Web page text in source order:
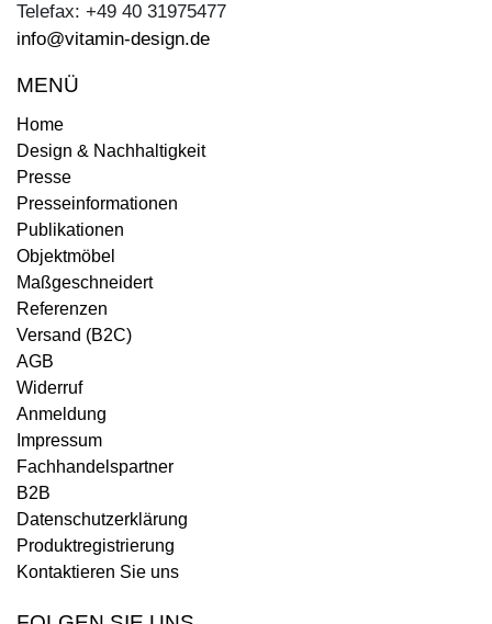
Telefax: +49 40 31975477
info@vitamin-design.de
MENÜ
Home
Design & Nachhaltigkeit
Presse
Presseinformationen
Publikationen
Objektmöbel
Maßgeschneidert
Referenzen
Versand (B2C)
AGB
Widerruf
Anmeldung
Impressum
Fachhandelspartner
B2B
Datenschutzerklärung
Produktregistrierung
Kontaktieren Sie uns